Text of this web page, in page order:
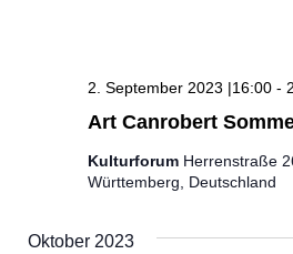
Art Canrobert
2. September 2023 |16:00 -
Kulturforum Herrenstraße
Württemberg, Deutschland
Oktober 2023